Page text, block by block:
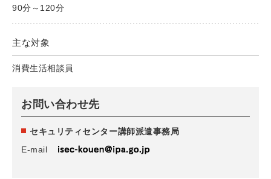
90分～120分
主な対象
消費生活相談員
お問い合わせ先
セキュリティセンター講師派遣事務局
E-mail